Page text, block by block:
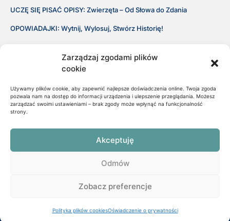
Zarządzaj zgodami plików
cookie
Używamy plików cookie, aby zapewnić najlepsze doświadczenia online. Twoja zgoda
pozwala nam na dostęp do informacji urządzenia i ulepszenie przeglądania. Możesz
zarządzać swoimi ustawieniami – brak zgody może wpłynąć na funkcjonalność
strony.
Akceptuję
Odmów
Zobacz preferencje
Polityka plików cookiesOświadczenie o prywatności
UCZĘ SIĘ PISAĆ OPISY: Zwierzęta – Od Słowa do Zdania
OPOWIADAJKI: Wytnij, Wylosuj, Stwórz Historię!
Polityka Prywatności
Sklep
Bez Błędów: Ortografia CH i H
Bez Błędów: Ortografia U i Ó
Wiosenne puzzle matematyczne.